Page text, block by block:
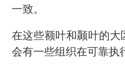
一致。
在这些额叶和颞叶的
会有一些组织在可靠执